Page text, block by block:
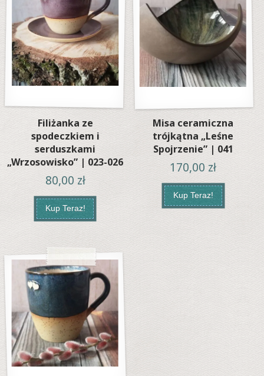
Filiżanka ze
spodeczkiem i
serduszkami
„Wrzosowisko” | 023-026
80,00 zł
Kup Teraz!
Misa ceramiczna
trójkątna „Leśne
Spojrzenie” | 041
170,00 zł
Kup Teraz!